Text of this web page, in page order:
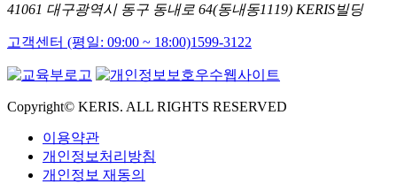
41061 대구광역시 동구 동내로 64(동내동1119) KERIS빌딩
고객센터 (평일: 09:00 ~ 18:00)1599-3122
Copyright© KERIS. ALL RIGHTS RESERVED
이용약관
개인정보처리방침
개인정보 재동의